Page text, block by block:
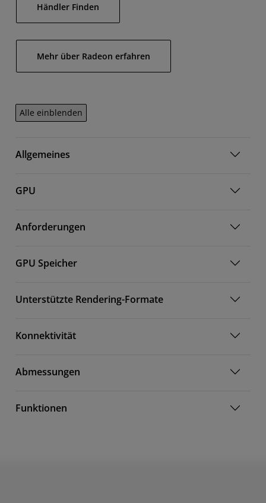
Händler Finden
Mehr über Radeon erfahren
Alle einblenden
Allgemeines
GPU
Anforderungen
GPU Speicher
Unterstützte Rendering-Formate
Konnektivität
Abmessungen
Funktionen